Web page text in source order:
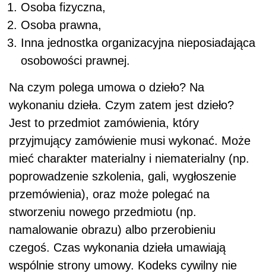
Osoba fizyczna,
Osoba prawna,
Inna jednostka organizacyjna nieposiadająca
osobowości prawnej.
Na czym polega umowa o dzieło? Na
wykonaniu dzieła. Czym zatem jest dzieło?
Jest to przedmiot zamówienia, który
przyjmujący zamówienie musi wykonać. Może
mieć charakter materialny i niematerialny (np.
poprowadzenie szkolenia, gali, wygłoszenie
przemówienia), oraz może polegać na
stworzeniu nowego przedmiotu (np.
namalowanie obrazu) albo przerobieniu
czegoś. Czas wykonania dzieła umawiają
wspólnie strony umowy. Kodeks cywilny nie